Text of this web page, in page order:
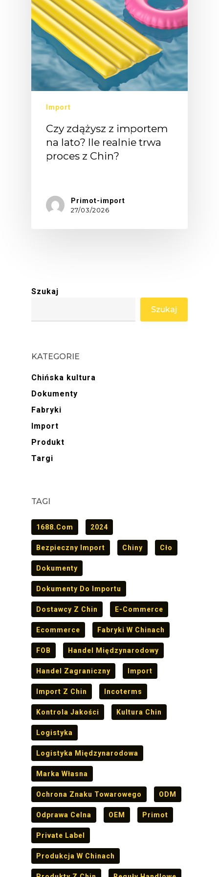
Import
Czy zdążysz z importem
na lato? Ile realnie trwa
proces z Chin?
Primot-import
27/03/2026
Szukaj
Szukaj
KATEGORIE
Chińska kultura
Dokumenty
Fabryki
Import
Produkt
Targi
TAGI
1688.com 2024
Bezpieczny Import Chiny Cło
Dokumenty
Dokumenty Do Importu
Dostawcy Z Chin E-Commerce
Ecommerce Fabryki W Chinach
FOB Handel Międzynarodowy
Handel Zagraniczny Import
Import Z Chin Incoterms
Kontrola Jakości Kultura Chin
Logistyka
Logistyka Międzynarodowa
Marka Własna
Ochrona Znaku Towarowego ODM
Odprawa Celna OEM Primot
Private Label
Produkcja W Chinach